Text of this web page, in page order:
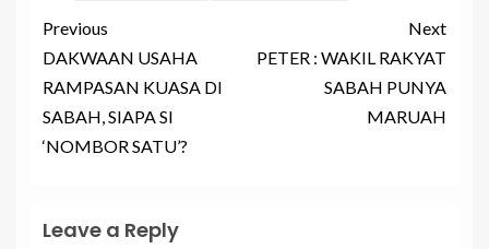
Previous
DAKWAAN USAHA
RAMPASAN KUASA DI
SABAH, SIAPA SI
‘NOMBOR SATU’?
Next
PETER : WAKIL RAKYAT
SABAH PUNYA
MARUAH
Leave a Reply